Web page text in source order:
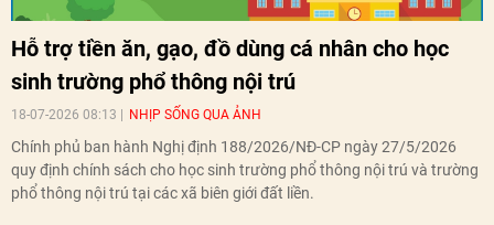
Hỗ trợ tiền ăn, gạo, đồ dùng cá nhân cho học
sinh trường phổ thông nội trú
18-07-2026 08:13 NHỊP SỐNG QUA ẢNH
Chính phủ ban hành Nghị định 188/2026/NĐ-CP ngày 27/5/2026
quy định chính sách cho học sinh trường phổ thông nội trú và trường
phổ thông nội trú tại các xã biên giới đất liền.